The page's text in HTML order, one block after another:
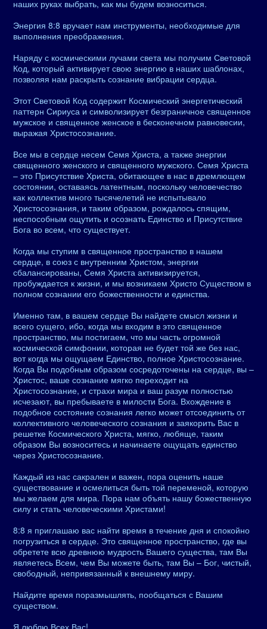
наших руках выбрать, как мы будем возноситься.
Энергия 8:8 вручает нам инструменты, необходимые для
выполнения преображения.
Наряду с космическими лучами света мы получим Световой
Код, который активирует свою энергию в наших шаблонах,
позволяя нам раскрыть сознание вибрации сердца.
Этот Световой Код содержит Космический энергетический
паттерн Сириуса и символизирует безграничное священное
мужское и священное женское в бесконечном равновесии,
выражая Христосознание.
Все мы в сердце несем Семя Христа, а также энергии
священного женского и священного мужского. Семя Христа
– это Присутствие Христа, обитающее в нас в дремлющем
состоянии, оставаясь латентным, поскольку человечество
как коллектив много тысячелетий не испытывало
Христосознания, и таким образом, рождалось спящим,
неспособным ощутить и осознать Единство и Присутствие
Бога во всем, что существует.
Когда мы ступим в священное пространство в нашем
сердце, в союз с внутренним Христом, энергии
сбалансированы, Семя Христа активизируется,
пробуждается к жизни, и мы возникаем Христо Существом в
полном сознании его божественности и единства.
Именно там, в вашем сердце Вы найдете смысл жизни и
всего сущего, ибо, когда мы входим в это священное
пространство, мы постигаем, что мы часть огромной
космической симфонии, которая не будет той же без нас,
вот когда мы ощущаем Единство, полное Христосознание.
Когда Вы подобным образом сосредоточены на сердце, вы –
Христос, ваше сознание мягко переходит на
Христосознание, и страхи мира и ваш разум полностью
исчезают, вы пребываете в милости Бога. Вхождение в
подобное состояние сознания легко может отсоединить от
коллективного человеческого сознания и заякорить Вас в
решетке Космического Христа, мягко, любяще, таким
образом Вы возноситесь и начинаете ощущать единство
через Христосознание.
Каждый из нас сакрален и важен, пора оценить наше
существование и осмелиться быть той переменой, которую
мы желаем для мира. Пора нам объять нашу божественную
силу и стать человеческими Христами!
8:8 я приглашаю вас найти время в течение дня и спокойно
погрузиться в сердце. Это священное пространство, где вы
обретете всю древнюю мудрость Вашего существа, там Вы
являетесь Всем, чем Вы можете быть, там Вы – Бог, чистый,
свободный, непривязанный к внешнему миру.
Найдите время поразмышлять, пообщаться с Вашим
существом.
Я люблю Всех Вас!